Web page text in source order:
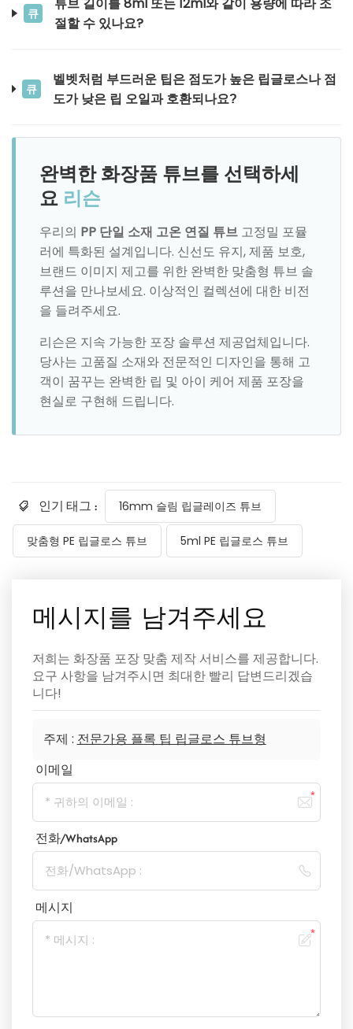
큐
절할 수 있나요?
큐
벨벳처럼 부드러운 팁은 점도가 높은 립글로스나 점
도가 낮은 립 오일과 호환되나요?
완벽한 화장품 튜브를 선택하세
요 리슨
우리의 PP 단일 소재 고온 연질 튜브 고정밀 포뮬
러에 특화된 설계입니다. 신선도 유지, 제품 보호,
브랜드 이미지 제고를 위한 완벽한 맞춤형 튜브 솔
루션을 만나보세요. 이상적인 컬렉션에 대한 비전
을 들려주세요.
리슨은 지속 가능한 포장 솔루션 제공업체입니다.
당사는 고품질 소재와 전문적인 디자인을 통해 고
객이 꿈꾸는 완벽한 립 및 아이 케어 제품 포장을
현실로 구현해 드립니다.
인기 태그 : 16mm 슬림 립글레이즈 튜브
맞춤형 PE 립글로스 튜브 5ml PE 립글로스 튜브
메시지를 남겨주세요
저희는 화장품 포장 맞춤 제작 서비스를 제공합니다.
요구 사항을 남겨주시면 최대한 빨리 답변드리겠습
니다!
주제 : 전문가용 플록 팁 립글로스 튜브형
이메일
전화/WhatsApp
메시지